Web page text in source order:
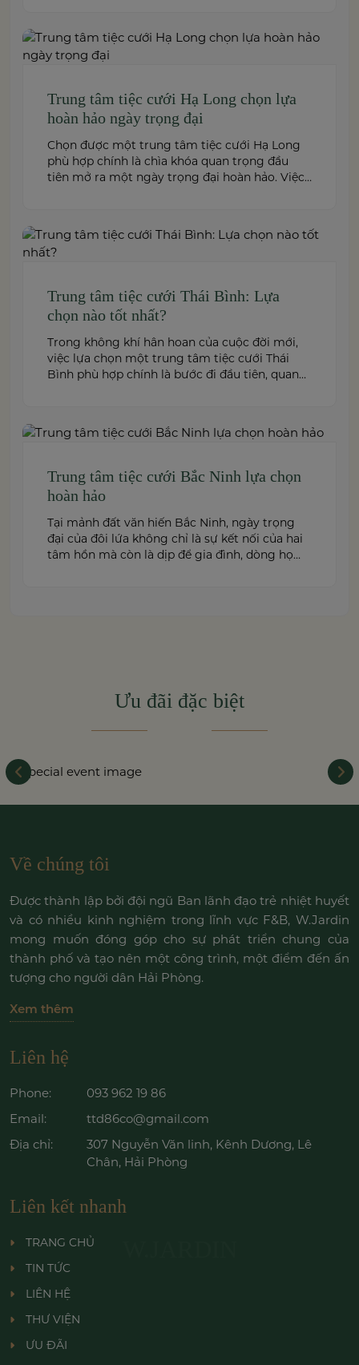
Trung tâm tiệc cưới Hạ Long chọn lựa
hoàn hảo ngày trọng đại
Chọn được một trung tâm tiệc cưới Hạ Long
phù hợp chính là chìa khóa quan trọng đầu
tiên mở ra một ngày trọng đại hoàn hảo. Việc
Trung tâm tiệc cưới Thái Bình: Lựa
chọn nào tốt nhất?
Trong không khí hân hoan của cuộc đời mới,
việc lựa chọn một trung tâm tiệc cưới Thái
Bình phù hợp chính là bước đi đầu tiên, quan
Trung tâm tiệc cưới Bắc Ninh lựa chọn
hoàn hảo
Tại mảnh đất văn hiến Bắc Ninh, ngày trọng
đại của đôi lứa không chỉ là sự kết nối của hai
tâm hồn mà còn là dịp để gia đình, dòng họ
Ưu đãi đặc biệt
Về chúng tôi
Được thành lập bởi đội ngũ Ban lãnh đạo trẻ nhiệt huyết
và có nhiều kinh nghiệm trong lĩnh vực F&B, W.Jardin
mong muốn đóng góp cho sự phát triển chung của
thành phố và tạo nên một công trình, một điểm đến ấn
tượng cho người dân Hải Phòng.
Xem thêm
Liên hệ
Phone:
093 962 19 86
Email:
ttd86co@gmail.com
Địa chỉ:
307 Nguyễn Văn linh, Kênh Dương, Lê
Chân, Hải Phòng
Liên kết nhanh
TRANG CHỦ
TIN TỨC
LIÊN HỆ
THƯ VIỆN
ƯU ĐÃI